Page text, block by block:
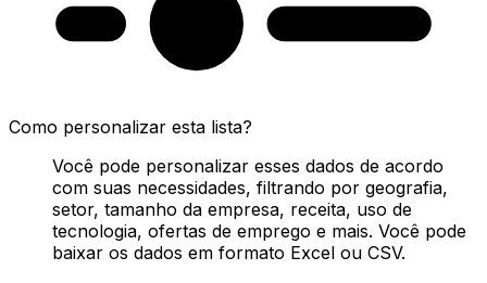
Como personalizar esta lista?
Você pode personalizar esses dados de acordo
com suas necessidades, filtrando por geografia,
setor, tamanho da empresa, receita, uso de
tecnologia, ofertas de emprego e mais. Você pode
baixar os dados em formato Excel ou CSV.